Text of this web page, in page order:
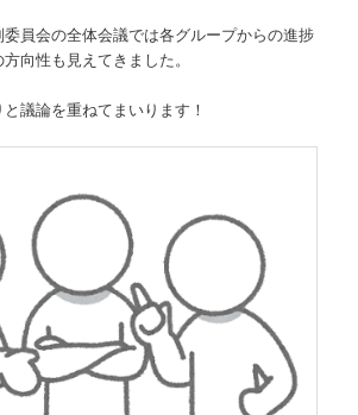
員会の全体会議では各グループからの進捗
向性も見えてきました。
議論を重ねてまいります！